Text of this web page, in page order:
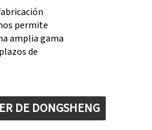
permite
amplia gama
de
DE DONGSHENG